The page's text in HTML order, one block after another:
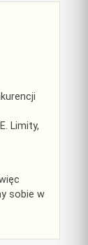
Limity,
sobie w